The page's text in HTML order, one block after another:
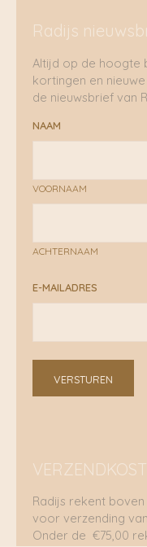
Radijs
Altijd op de hoogte
kortingen en
de nieuwsbrief van
NAAM
VOORNAAM
ACHTERNAAM
E-MAILADRES
VERSTUREN
Radijs rekent
voor verzending
Onder de €75,00